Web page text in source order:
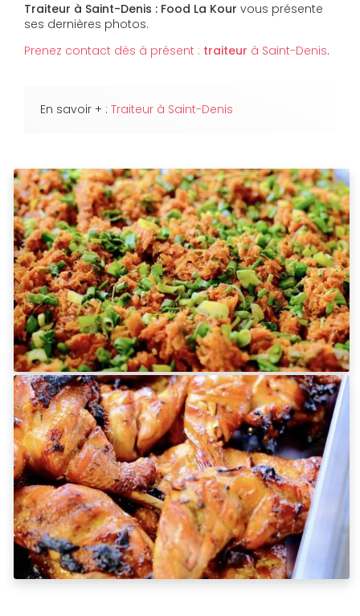
Traiteur à Saint-Denis : Food La Kour vous présente
ses dernières photos.
Prenez contact dès à présent : traiteur à Saint-Denis.
En savoir + : Traiteur à Saint-Denis